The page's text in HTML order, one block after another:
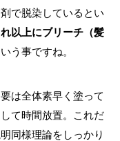
で脱染しているとい
れ以上にブリーチ（髪
う事ですね。
は全体素早く塗って
て時間放置。これだ
同様理論をしっかり